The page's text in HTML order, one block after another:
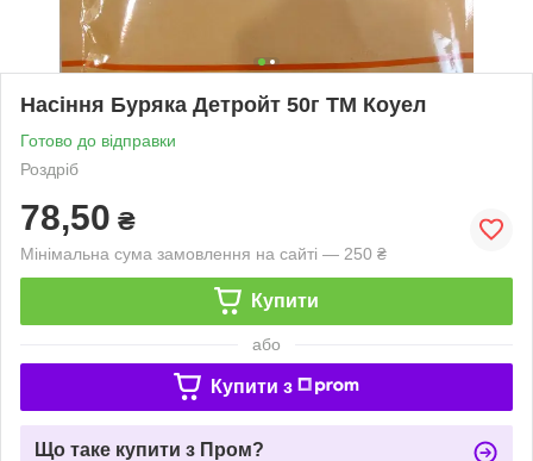
Насіння Буряка Детройт 50г ТМ Коуел
Готово до відправки
Роздріб
78,50 ₴
Мінімальна сума замовлення на сайті — 250 ₴
Купити
або
Купити з
Що таке купити з Пром?